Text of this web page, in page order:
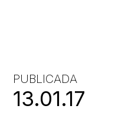
PUBLICADA
13.01.17